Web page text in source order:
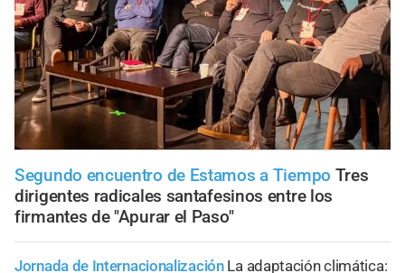
Segundo encuentro de Estamos a Tiempo Tres
dirigentes radicales santafesinos entre los
firmantes de "Apurar el Paso"
Jornada de Internacionalización La adaptación climática: